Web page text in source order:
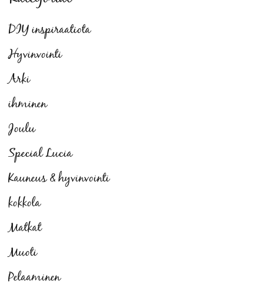
DIY inspiraatiota
Hyvinvointi
Arki
ihminen
Joulu
Special Lucia
Kauneus & hyvinvointi
kokkola
Matkat
Muoti
Pelaaminen